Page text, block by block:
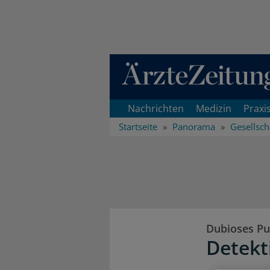
Direkt zum Inhaltsbereich
Nachrichten Medizin
Startseite Panorama
Dubioses